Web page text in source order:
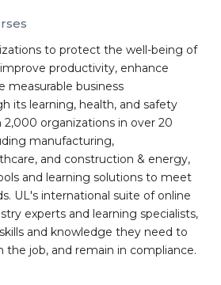
to protect the well-being of
productivity, enhance
measurable business
its learning, health, and safety
organizations in over 20
manufacturing,
and construction & energy,
and learning solutions to meet
UL's international suite of online
experts and learning specialists,
and knowledge they need to
the job, and remain in compliance.